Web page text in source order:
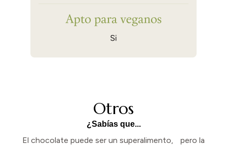
Otros
¿Sabías que...
El chocolate puede ser un superalimento, pero la